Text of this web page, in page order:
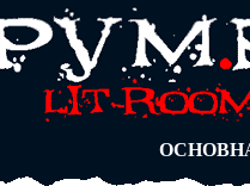
АВТОРЫ
БЛОГИ
АБИТУРА